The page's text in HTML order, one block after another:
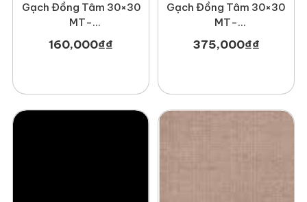
Gạch Đồng Tâm 30×30
MT-
GDT3030Haivan002
160,000₫₫
Gạch Đồng Tâm 30×30
MT-
GDT3030Mosaic001
375,000₫₫